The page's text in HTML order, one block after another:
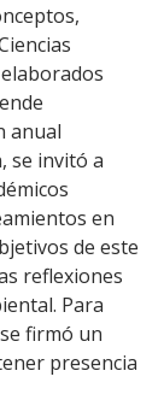
anual
se invitó a
en
de este
reflexiones
Para
firmó un
presencia